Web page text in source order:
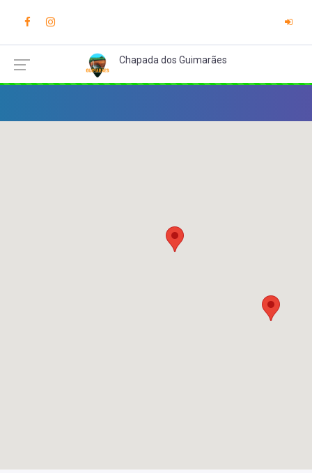
Chapada dos Guimarães